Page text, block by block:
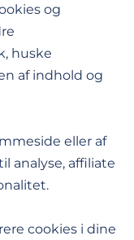
og
huske
af indhold og
eller af
analyse, affiliate
cookies i dine